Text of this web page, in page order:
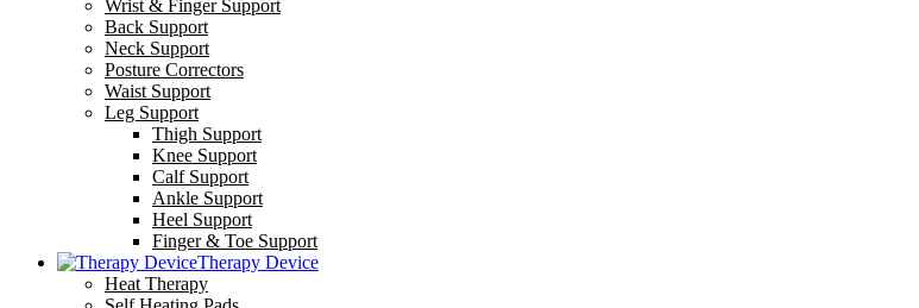
Wrist & Finger Support
Back Support
Neck Support
Posture Correctors
Waist Support
Leg Support
Thigh Support
Knee Support
Calf Support
Ankle Support
Heel Support
Finger & Toe Support
Therapy Device
Heat Therapy